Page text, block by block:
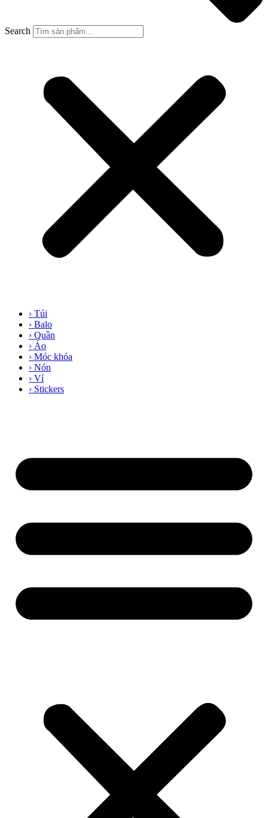
Search
› Túi
› Balo
› Quần
› Áo
› Móc khóa
› Nón
› Ví
› Stickers